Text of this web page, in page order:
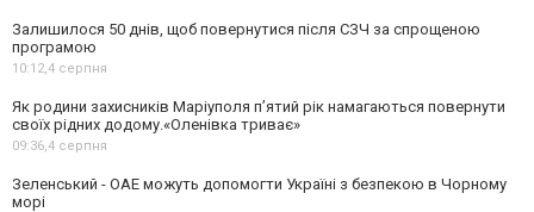
Залишилося 50 днів, щоб повернутися після СЗЧ за спрощеною
програмою
10:12,4 серпня
Як родини захисників Маріуполя пʼятий рік намагаються повернути
своїх рідних додому.«Оленівка триває»
09:36,4 серпня
Зеленський - ОАЕ можуть допомогти Україні з безпекою в Чорному
морі